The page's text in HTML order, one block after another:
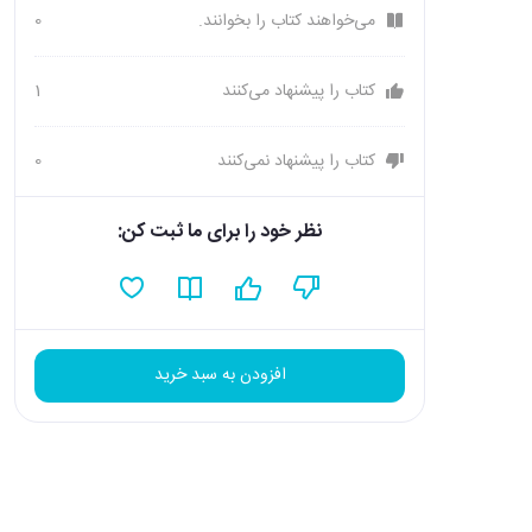
می‌خواهند کتاب را بخوانند. 0
کتاب را پیشنهاد می‌کنند 1
کتاب را پیشنهاد نمی‌کنند 0
نظر خود را برای ما ثبت کن:
افزودن به سبد خرید